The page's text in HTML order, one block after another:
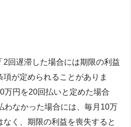
回遅滞した場合には期限の利益
が定められることがありま
万円を20回払いと定めた場合
わなかった場合には、毎月10万
なく、期限の利益を喪失すると